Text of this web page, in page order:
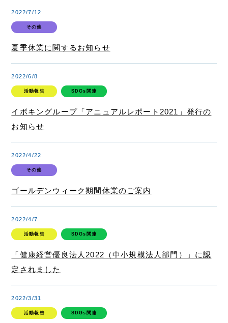
IR情報
投資家の方へ
IRライブラリー
財務ハイライト
IRニュース
IRよくある質問
イボキン ブログ
contact
お問い合わせ
2022/7/12
その他
夏季休業に関するお知らせ
2022/6/8
活動報告 SDGs関連
イボキングループ「アニュアルレポート2021」発行の
お知らせ
2022/4/22
その他
ゴールデンウィーク期間休業のご案内
2022/4/7
活動報告 SDGs関連
「健康経営優良法人2022（中小規模法人部門）」に認
定されました
2022/3/31
活動報告 SDGs関連